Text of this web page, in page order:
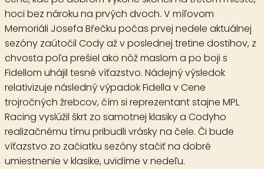
hoci bez nároku na prvých dvoch. V míľovom
Memoriáli Josefa Břečku počas prvej nedele aktuálnej
sezóny zaútočil Cody až v poslednej tretine dostihov, z
chvosta poľa prešiel ako nôž maslom a po boji s
Fidellom uhájil tesné víťazstvo. Nádejný výsledok
relativizuje následný výpadok Fidella v Cene
trojročných žrebcov, čím si reprezentant stajne MPL
Racing vyslúžil škrt zo samotnej klasiky a Codyho
realizačnému tímu pribudli vrásky na čele. Či bude
víťazstvo zo začiatku sezóny stačiť na dobré
umiestnenie v klasike, uvidíme v nedeľu.